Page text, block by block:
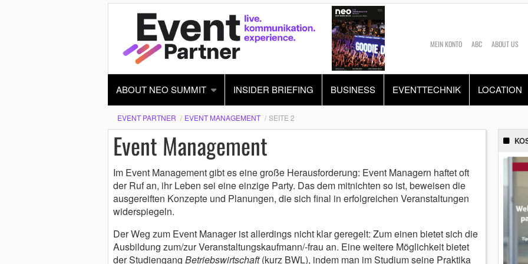
MEIN KONTO ABC ABOUT US
ABOUT NEO SUMMIT INSIDER BRIEFING BUSINESS EVENTTECHNIK LOCATION
EVENT PARTNER EVENT MANAGEMENT SEITE 2
Event Management
Im Event Management gibt es eine große Herausforderung: Event Managern haftet oft
der Ruf an, ihr Leben sei eine einzige Party. Das dem mitnichten so ist, beweisen die
ausgereiften Konzepte und Planungen, die sich final in erfolgreichen Veranstaltungen
widerspiegeln.
Der Weg zum Event Manager ist allerdings nicht klar geregelt: Zum einen bietet sich die
Ausbildung zum/zur Veranstaltungskaufmann/-frau an. Eine weitere Möglichkeit bietet
der Studiengang Betriebswirtschaft(kurz BWL), indem man im Studium seine Praktika